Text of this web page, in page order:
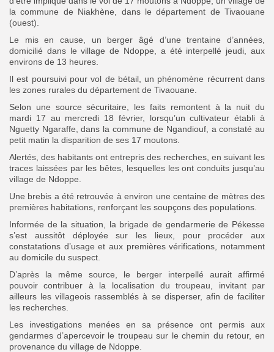
la commune de Niakhène, dans le département de Tivaouane
(ouest).
Le mis en cause, un berger âgé d’une trentaine d’années,
domicilié dans le village de Ndoppe, a été interpellé jeudi, aux
environs de 13 heures.
Il est poursuivi pour vol de bétail, un phénomène récurrent dans
les zones rurales du département de Tivaouane.
Selon une source sécuritaire, les faits remontent à la nuit du
mardi 17 au mercredi 18 février, lorsqu’un cultivateur établi à
Nguetty Ngaraffe, dans la commune de Ngandiouf, a constaté au
petit matin la disparition de ses 17 moutons.
Alertés, des habitants ont entrepris des recherches, en suivant les
traces laissées par les bêtes, lesquelles les ont conduits jusqu’au
village de Ndoppe.
Une brebis a été retrouvée à environ une centaine de mètres des
premières habitations, renforçant les soupçons des populations.
Informée de la situation, la brigade de gendarmerie de Pékesse
s’est aussitôt déployée sur les lieux, pour procéder aux
constatations d’usage et aux premières vérifications, notamment
au domicile du suspect.
D’après la même source, le berger interpellé aurait affirmé
pouvoir contribuer à la localisation du troupeau, invitant par
ailleurs les villageois rassemblés à se disperser, afin de faciliter
les recherches.
Les investigations menées en sa présence ont permis aux
gendarmes d’apercevoir le troupeau sur le chemin du retour, en
provenance du village de Ndoppe.